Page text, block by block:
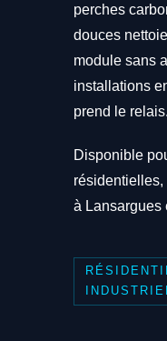
perches
douces
module sans
installations
prend le relais.
Disponible
à Lansargues